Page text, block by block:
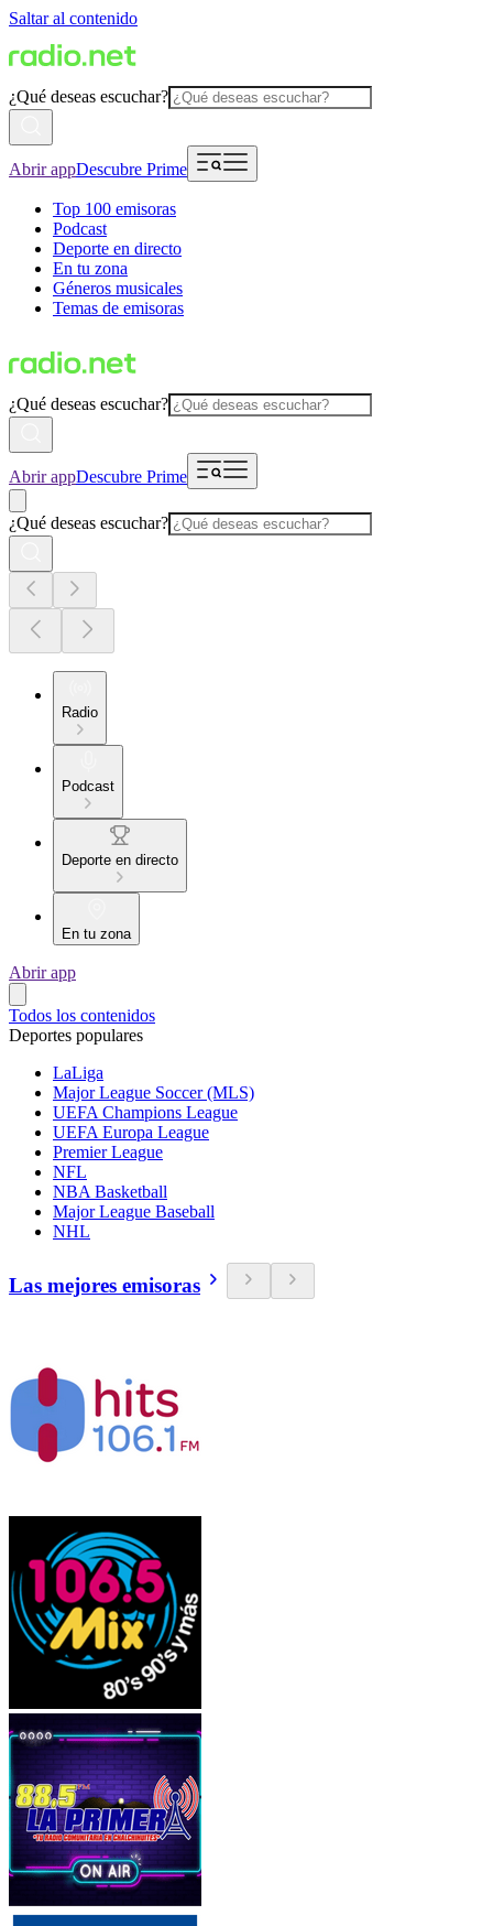
Saltar al contenido
¿Qué deseas escuchar?
Abrir appDescubre Prime
Top 100 emisoras
Podcast
Deporte en directo
En tu zona
Géneros musicales
Temas de emisoras
¿Qué deseas escuchar?
Abrir appDescubre Prime
¿Qué deseas escuchar?
Radio
Podcast
Deporte en directo
En tu zona
Abrir app
Todos los contenidos
Deportes populares
LaLiga
Major League Soccer (MLS)
UEFA Champions League
UEFA Europa League
Premier League
NFL
NBA Basketball
Major League Baseball
NHL
Las mejores emisoras